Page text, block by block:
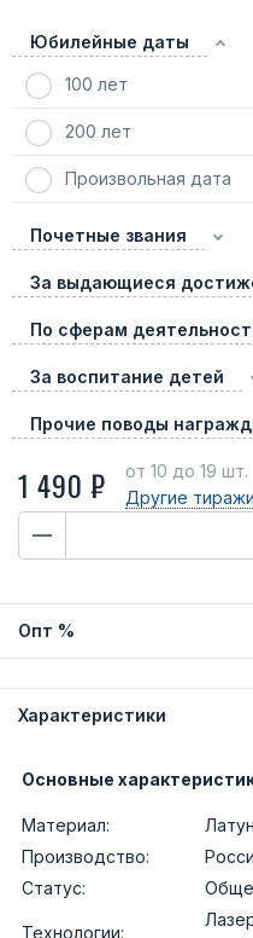
Юбилейные даты
100 лет
200 лет
Произвольная дата
Почетные звания
За выдающиеся
По сферам
За воспитание детей
Прочие поводы
1 490 ₽ от 10до 19 шт.
Другие
Опт %
Характеристики
Основные
Материал:
Производство:
Статус:
Технологии: